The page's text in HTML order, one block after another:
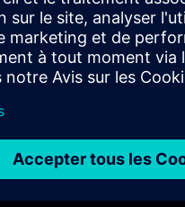
o la modalidad de
país, las Condiciones
básicas o